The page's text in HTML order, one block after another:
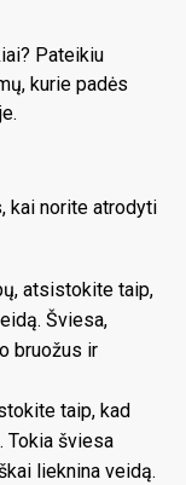
Pateikiu
kurie padės
kai norite atrodyti
atsistokite taip,
Šviesa,
bruožus ir
taip, kad
Tokia šviesa
lieknina veidą.